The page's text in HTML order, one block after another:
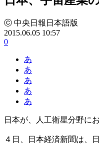
ⓒ 中央日報日本語版
2015.06.05 10:57
0
あ
あ
あ
あ
あ
日本が、人工衛星分野に
４日、日本経済新聞は、